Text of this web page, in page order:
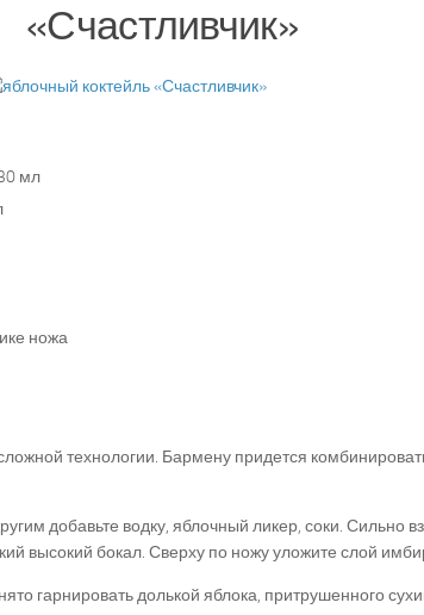
«Счастливчик»
мл
ножа
технологии. Бармену придется
добавьте водку, яблочный ликер, соки. Сильно
высокий бокал. Сверху по ножу уложите слой
гарнировать долькой яблока, притрушенного